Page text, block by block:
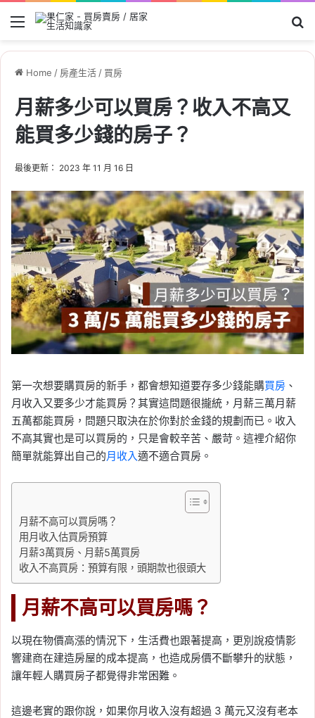
Menu
Home / 房產生活 / 買房
月薪多少可以買房？收入不高又
能買多少錢的房子？
最後更新： 2023 年 11 月 16 日
第一次想要購買房的新手，都會想知道要存多少錢能購買房 、
月收入又要多少才能買房？其實這問題很攏統，月薪三萬月薪
五萬都能買房，問題只取決在於你對於金錢的規劃而已。收入
不高其實也是可以買房的，只是會較辛苦、嚴苛。這裡介紹你
簡單就能算出自己的月收入適不適合買房。
月薪不高可以買房嗎？
用月收入估買房預算
月薪3萬買房、月薪5萬買房
收入不高買房：預算有限，頭期款也很頭大
月薪不高可以買房嗎？
以現在物價高漲的情況下，生活費也跟著提高，更別說疫情影
響建商在建造房屋的成本提高，也造成房價不斷攀升的狀態，
讓年輕人購買房子都覺得非常困難。
這邊老實的跟你說，如果你月收入沒有超過 3 萬元又沒有老本